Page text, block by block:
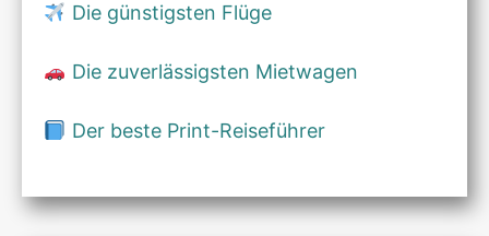
Die günstigsten Flüge
Die zuverlässigsten Mietwagen
Der beste Print-Reiseführer